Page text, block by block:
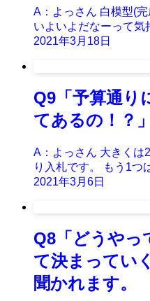
A：よっさん 白模型(完
いよいよだなーって気
2021年3月18日
Q9「予算通り
てあるの！？」
A：よっさん 大きくは
り入札です。 もう1つ
2021年3月6日
Q8「どうやっ
て決まってい
聞かれます。